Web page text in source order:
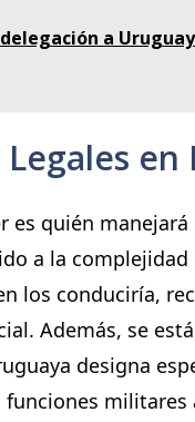
a
en
es quién
a la
los conduciría,
Además, se
designa